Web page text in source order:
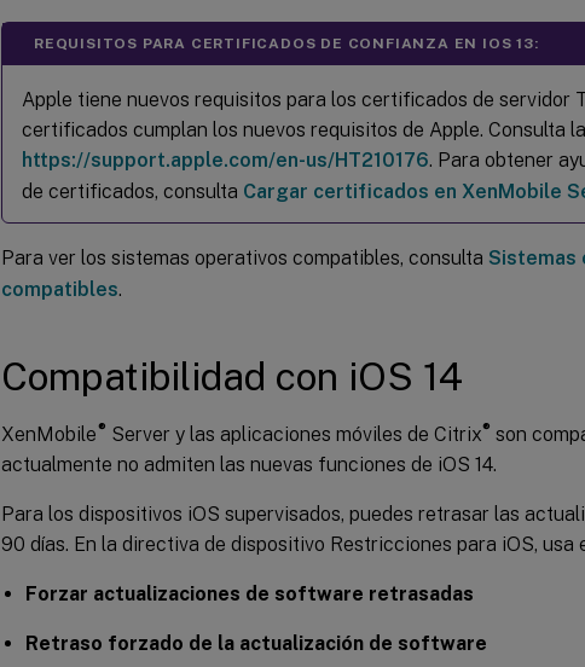
REQUISITOS PARA CERTIFICADOS DE CONFIANZA EN IOS 13:
Apple tiene nuevos requisitos para los certificados de servidor
certificados cumplan los nuevos requisitos de Apple. Consulta
https://support.apple.com/en-us/HT210176. Para obtener
de certificados, consulta Cargar certificados en XenMobile
Para ver los sistemas operativos compatibles, consulta Sistemas
compatibles.
Compatibilidad con iOS 14
XenMobile® Server y las aplicaciones móviles de Citrix® son
actualmente no admiten las nuevas funciones de iOS 14.
Para los dispositivos iOS supervisados, puedes retrasar las
90 días. En la directiva de dispositivo Restricciones para iOS, usa
Forzar actualizaciones de software retrasadas
Retraso forzado de la actualización de software